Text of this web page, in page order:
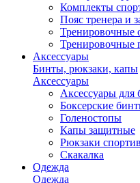
Комплекты
Пояс тренера и
Тренировочные
Тренировочные
Аксессуары
Бинты, рюкзаки, капы
Аксессуары
Аксессуары для
Боксерские
Голеностопы
Капы защитные
Рюкзаки
Скакалка
Одежда
Одежда